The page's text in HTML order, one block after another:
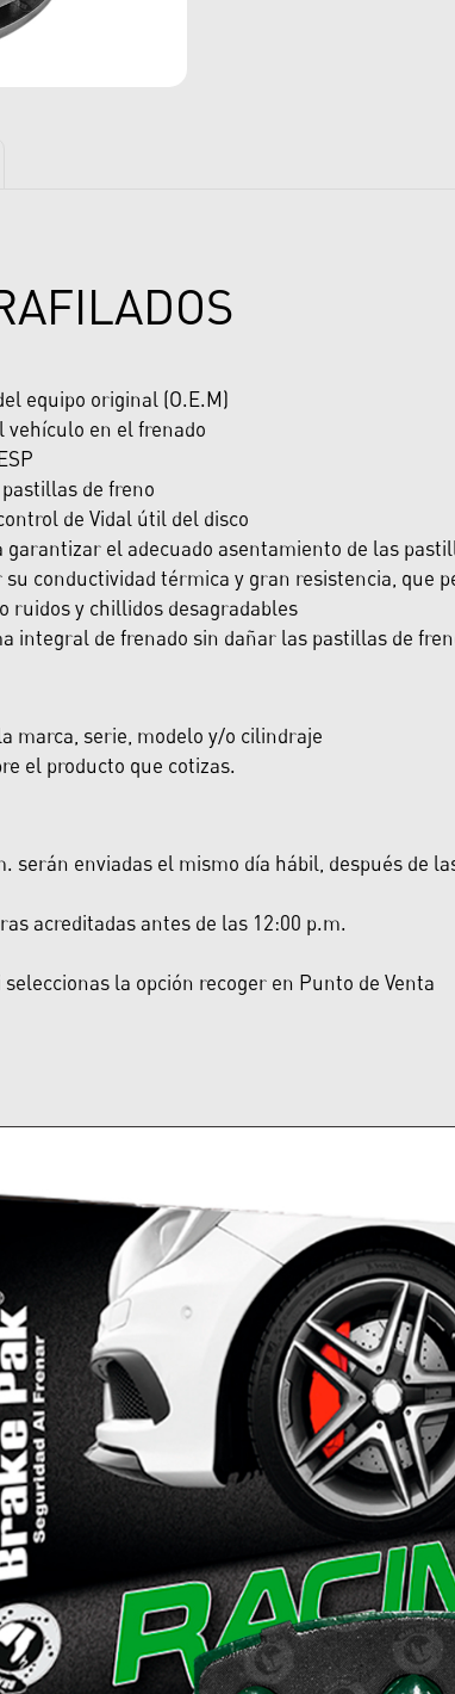
equipo original (O.E.M)
vehículo en el frenado
de freno
de Vidal útil del disco
el adecuado asentamiento de las
su conductividad térmica y gran resistencia, que
ruidos y chillidos desagradables
integral de frenado sin dañar las pastillas de
marca, serie, modelo y/o cilindraje
el producto que cotizas.
serán enviadas el mismo día hábil, después de
acreditadas antes de las 12:00 p.m.
la opción recoger en Punto de Venta